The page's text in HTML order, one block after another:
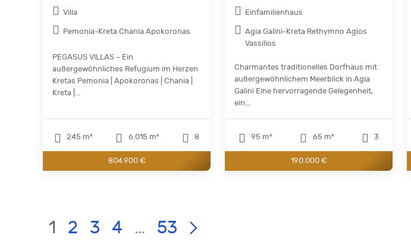
Villa
Pemonia-Kreta Chania Apokoronas
PEGASUS VILLAS – Ein
außergewöhnliches Refugium im Herzen
Kretas Pemonia | Apokoronas | Chania |
Kreta |...
245 m² 6.015 m² 8
804.900 €
Einfamilienhaus
Agia Galini-Kreta Rethymno Agios
Vassilios
Charmantes traditionelles Dorfhaus mit
außergewöhnlichem Meerblick in Agia
Galini Eine hervorragende Gelegenheit,
ein...
95 m² 65 m² 3
190.000 €
LIST
Page:
1 2 3 4 … 53